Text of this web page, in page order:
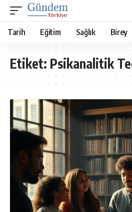
Tarih Eğitim Sağlık Birey
Etiket:Psikanalitik